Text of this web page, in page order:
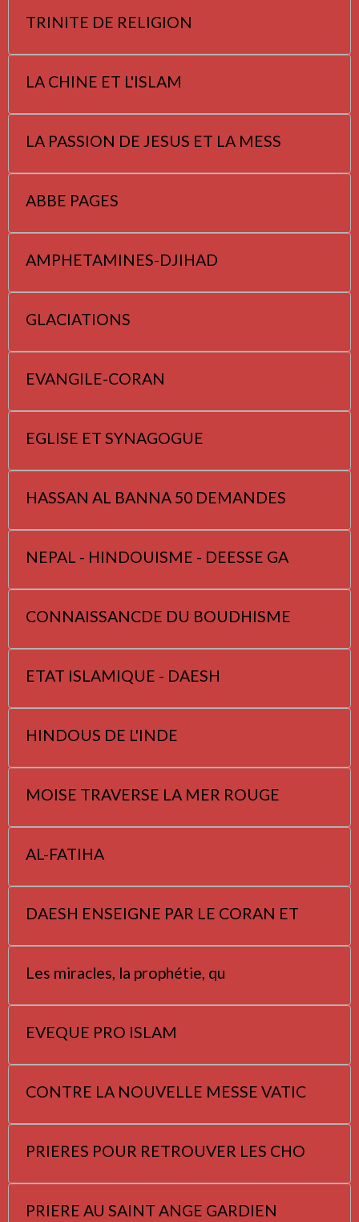
TRINITE DE RELIGION
LA CHINE ET L'ISLAM
LA PASSION DE JESUS ET LA MESS
ABBE PAGES
AMPHETAMINES-DJIHAD
GLACIATIONS
EVANGILE-CORAN
EGLISE ET SYNAGOGUE
HASSAN AL BANNA 50 DEMANDES
NEPAL - HINDOUISME - DEESSE GA
CONNAISSANCDE DU BOUDHISME
ETAT ISLAMIQUE - DAESH
HINDOUS DE L'INDE
MOISE TRAVERSE LA MER ROUGE
AL-FATIHA
DAESH ENSEIGNE PAR LE CORAN ET
Les miracles, la prophétie, qu
EVEQUE PRO ISLAM
CONTRE LA NOUVELLE MESSE VATIC
PRIERES POUR RETROUVER LES CHO
PRIERE AU SAINT ANGE GARDIEN